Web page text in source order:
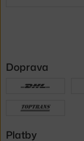
Doprava
Platby